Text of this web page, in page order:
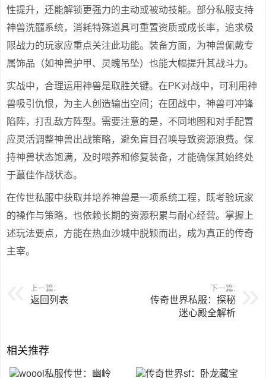
性提升，还能解锁更强力的主动或被动技能。部分私服支持
神兽洗髓系统，消耗特殊道具可重置资质或成长率，追求极
限战力的玩家应重点关注此功能。装备方面，为神兽佩戴专
属饰品（如神兽护甲、灵魄吊坠）也能大幅提升其战斗力。
实战中，合理运用神兽是取胜关键。在PK对战中，可利用神
兽吸引仇恨，为主人创造输出空间；在团战中，神兽可冲锋
陷阵，打乱敌方阵型。需要注意的是，不同地图和对手配置
应灵活调整神兽出战策略，避免盲目召唤导致资源浪费。保
持神兽状态饱满，及时喂养和修复装备，才能确保其始终处
于蕞佳作战状态。
在传世私服中获取并培养神兽是一项系统工程，既考验玩家
的襙作与策略，也依赖长期的资源积累与耐心经营。掌握上
述玩法要点，方能在热血沙城中脱颖而出，成为真正的传奇
主宰。
上一篇:
返回列表
下一篇:
传奇世界私服：探秘
迷心殿全解析
相关推荐